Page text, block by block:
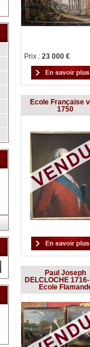
Prix : 23 000 €
Ecole Française
1750
Paul Joseph
DELCLOCHE
Ecole